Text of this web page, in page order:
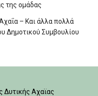
της ομάδας
– Και άλλα πολλά
Δημοτικού Συμβουλίου